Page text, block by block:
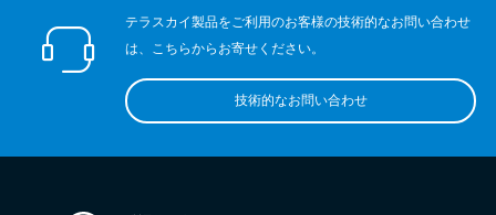
テラスカイ製品をご利用のお客様の技術的なお問い合わせ
は、こちらからお寄せください。
技術的なお問い合わせ